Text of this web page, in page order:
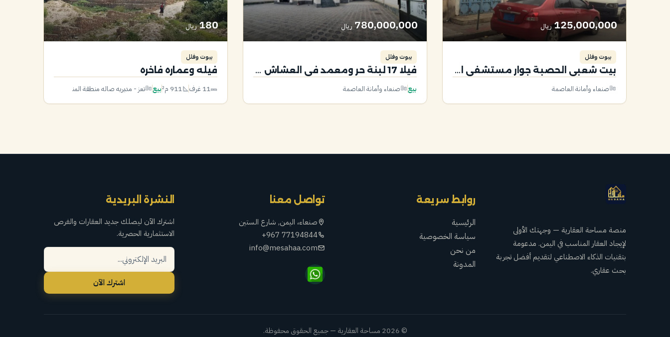
125,000,000 ريال
بيوت وفلل
بيت شعبي الحصبة جوار مستشفى الامل
صنعاء وأمانة العاصمة
780,000,000 ريال
بيوت وفلل
فيلا 17 لبنة حر ومعمد في العشاش للبيع
بيع
صنعاء وأمانة العاصمة
180 ريال
بيوت وفلل
فيله وعماره فاخره
11 غرف
911 م² بيع تعز - مديريه صاله منطقة المنضوض
منصة مساحة العقارية — وجهتك الأولى
لإيجاد العقار المناسب في اليمن. مدعومة
بتقنيات الذكاء الاصطناعي لتقديم أفضل تجربة
بحث عقاري.
روابط سريعة
الرئيسية
سياسة الخصوصية
من نحن
المدونة
تواصل معنا
صنعاء، اليمن, شارع الستين
+967 77194844
info@mesahaa.com
النشرة البريدية
اشترك الآن ليصلك جديد العقارات والفرص
الاستثمارية الحصرية.
اشترك الآن
© 2026 مساحة العقارية — جميع الحقوق محفوظة.